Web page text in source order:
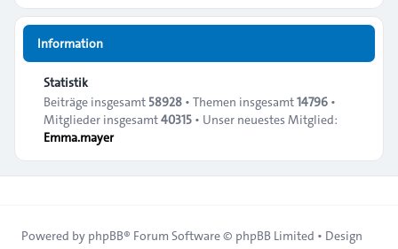
Information
Statistik
Beiträge insgesamt 58928• Themen insgesamt14796•
Mitglieder insgesamt40315• Unser neuestes Mitglied:
Emma.mayer
Powered by phpBB® Forum Software © phpBB Limited • Design